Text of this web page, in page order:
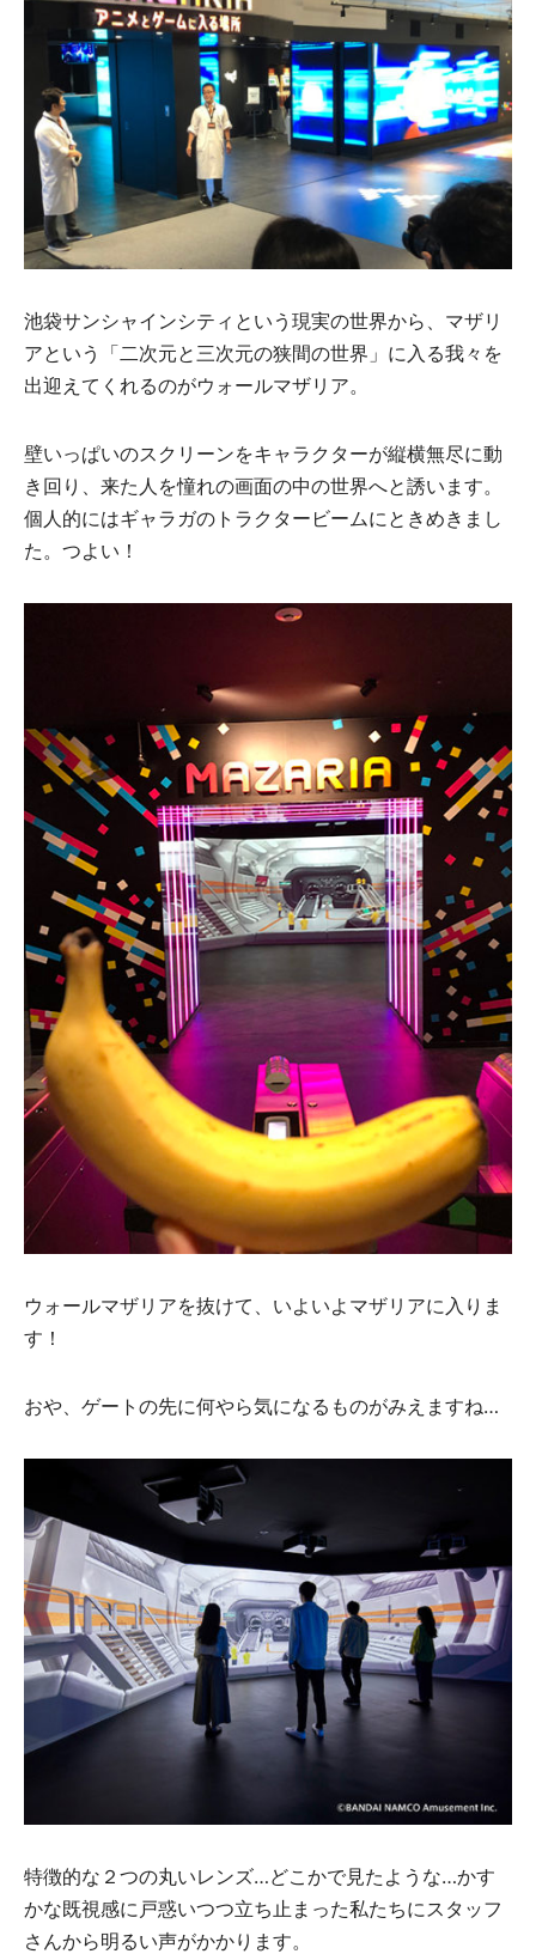
池袋サンシャインシティという現実の世界から、マザリ
アという「二次元と三次元の狭間の世界」に入る我々を
出迎えてくれるのがウォールマザリア。
壁いっぱいのスクリーンをキャラクターが縦横無尽に動
き回り、来た人を憧れの画面の中の世界へと誘います。
個人的にはギャラガのトラクタービームにときめきまし
た。つよい！
ウォールマザリアを抜けて、いよいよマザリアに入りま
す！
おや、ゲートの先に何やら気になるものがみえますね…
特徴的な２つの丸いレンズ…どこかで見たような…かす
かな既視感に戸惑いつつ立ち止まった私たちにスタッフ
さんから明るい声がかかります。